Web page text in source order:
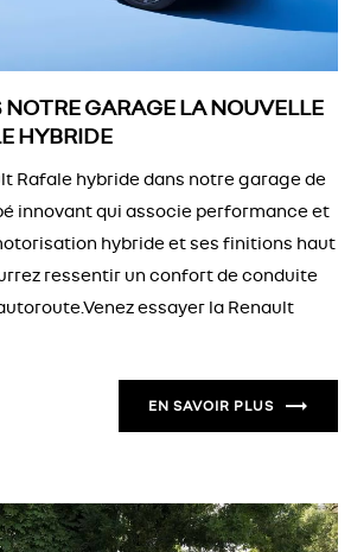
GARAGE LA NOUVELLE
HYBRIDE
Rafale hybride dans notre garage de
innovant qui associe performance et
hybride et ses finitions haut
ressentir un confort de conduite
essayer la Renault
EN SAVOIR PLUS